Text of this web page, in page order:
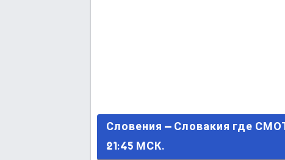
Словения – Словакия где
Словения – Словакия где
21:45 МСК.